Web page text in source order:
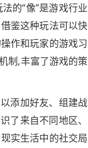
的“像”是游戏行业
鉴这种玩法可以快
作和玩家的游戏习
制,丰富了游戏的策
添加好友、组建战
了来自不同地区、
实生活中的社交局